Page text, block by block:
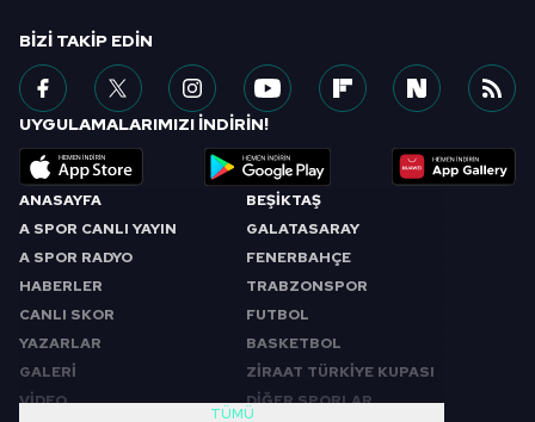
ANASAYFA
A SPOR CANLI YAYIN
A SPOR RADYO
HABERLER
CANLI SKOR
YAZARLAR
GALERİ
VİDEO
BEŞİKTAŞ
GALATASARAY
FENERBAHÇE
TRABZONSPOR
FUTBOL
BASKETBOL
ZİRAAT TÜRKİYE KUPASI
DİĞER SPORLAR
TÜMÜ
BIZI TAKIP EDIN
UYGULAMALARIMIZI İNDİRİN!